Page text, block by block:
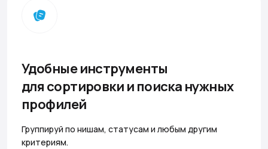
Удобные инструменты
для сортировки и поиска нужных
профилей
Группируй по нишам, статусам и любым другим
критериям.